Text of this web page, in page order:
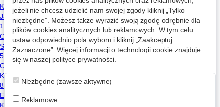
Kategorie Wszystkie Wątki z: linux
Co sądzicie o systemie NixOS?wHardware/Software
2
392
linux
snowflake2137 2025-11-05 11:37
[Bash] polecenie cutw Inne języki programowania
4
3.7k
cut
bash linux
jeżeli nie chcesz udzielić nam swojej zgody kliknij „Tylko
niezbędne”. Możesz także wyrazić swoją zgodę odrębnie dla
plików cookies analitycznych lub reklamowych. W tym celu
ustaw odpowiednio pola wyboru i kliknij „Zaakceptuj
Zaznaczone”. Więcej informacji o technologii cookie znajduje
się w naszej polityce prywatności.
Niezbędne (zawsze aktywne)
Reklamowe